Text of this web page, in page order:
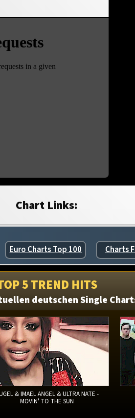
Chart Links:
Euro Charts Top 100 Charts
5 TREND HITS
deutschen Single
& IMAEL ANGEL & ULTRA NATE -
MOVIN' TO THE SUN